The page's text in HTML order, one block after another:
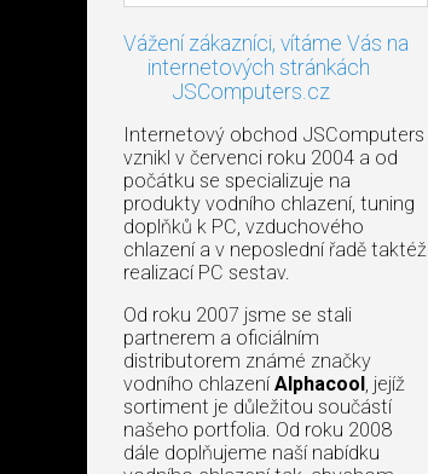
Vážení zákazníci, vítáme Vás na
internetových stránkách
JSComputers.cz
Internetový obchod JSComputers
vznikl v červenci roku 2004 a od
počátku se specializuje na
produkty vodního chlazení, tuning
doplňků k PC, vzduchového
chlazení a v neposlední řadě taktéž
realizací PC sestav.
Od roku 2007 jsme se stali
partnerem a oficiálním
distributorem známé značky
vodního chlazení Alphacool, jejíž
sortiment je důležitou součástí
našeho portfolia. Od roku 2008
dále doplňujeme naší nabídku